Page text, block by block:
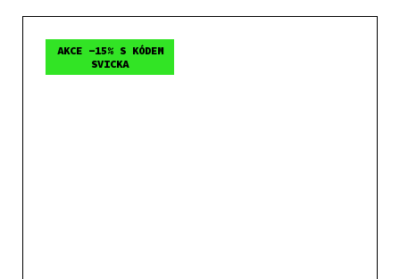
AKCE -15% S KÓDEM
SVICKA